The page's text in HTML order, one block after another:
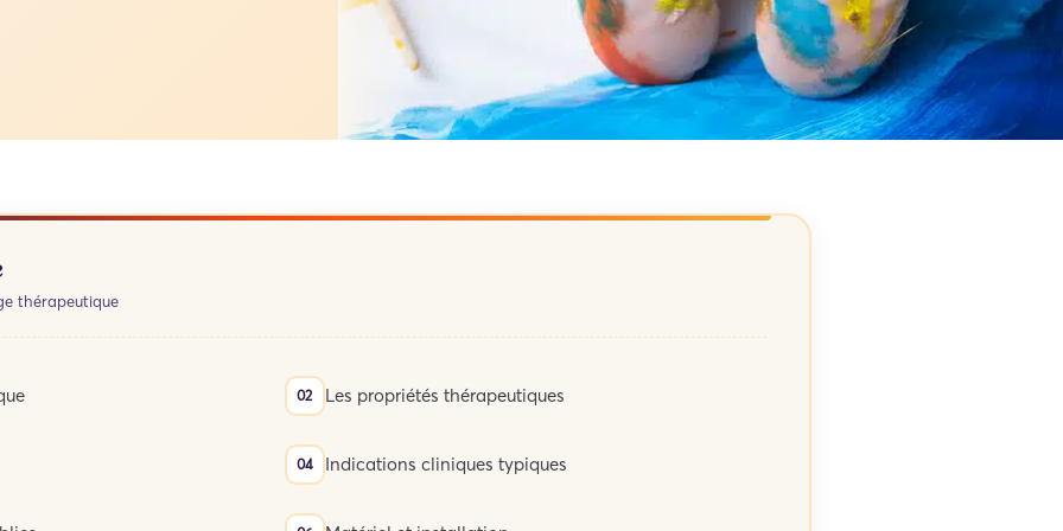
thérapeutique
Les propriétés thérapeutiques
Indications cliniques typiques